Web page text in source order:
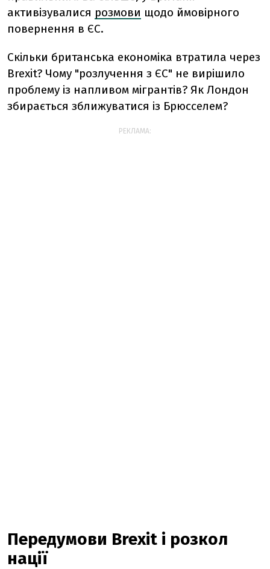
активізувалися розмови щодо ймовірного
повернення в ЄС.
Скільки британська економіка втратила через
Brexit? Чому "розлучення з ЄС" не вирішило
проблему із напливом мігрантів? Як Лондон
збирається зближуватися із Брюсселем?
РЕКЛАМА:
Передумови Brexit і розкол
нації